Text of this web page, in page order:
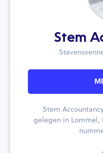
Stem
Stem
gelegen in Lommel,